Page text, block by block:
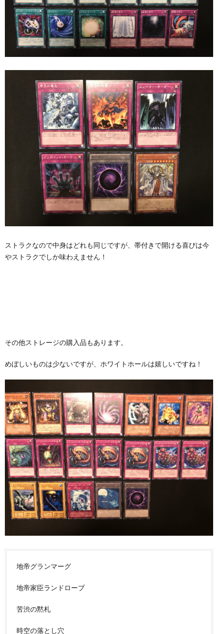
ストラクなので中身はどれも同じですが、帯付きで開ける喜びは今
やストラクでしか味わえません！
その他ストレージの購入品もあります。
めぼしいものは少ないですが、ホワイトホールは嬉しいですね！
地帝グランマーグ
地帝家臣ランドローブ
苦渋の黙札
時空の落とし穴